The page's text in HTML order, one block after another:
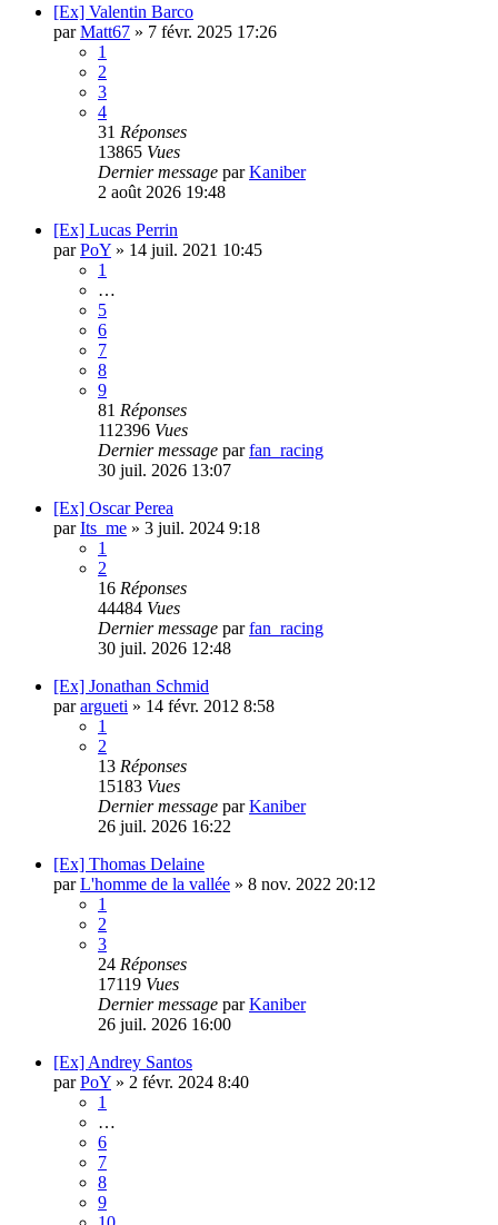
[Ex] Valentin Barco
parMatt67 » 7 févr. 2025 17:26
1
2
3
4
31 Réponses
13865 Vues
Dernier message parKaniber
2 août 2026 19:48
[Ex] Lucas Perrin
parPoY » 14 juil. 2021 10:45
1
…
5
6
7
8
9
81 Réponses
112396 Vues
Dernier message parfan_racing
30 juil. 2026 13:07
[Ex] Oscar Perea
parIts_me » 3 juil. 2024 9:18
1
2
16 Réponses
44484 Vues
Dernier message parfan_racing
30 juil. 2026 12:48
[Ex] Jonathan Schmid
parargueti » 14 févr. 2012 8:58
1
2
13 Réponses
15183 Vues
Dernier message parKaniber
26 juil. 2026 16:22
[Ex] Thomas Delaine
parL'homme de la vallée » 8 nov. 2022 20:12
1
2
3
24 Réponses
17119 Vues
Dernier message parKaniber
26 juil. 2026 16:00
[Ex] Andrey Santos
parPoY » 2 févr. 2024 8:40
1
…
6
7
8
9